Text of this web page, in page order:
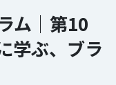
ム│第10
学ぶ、ブラ